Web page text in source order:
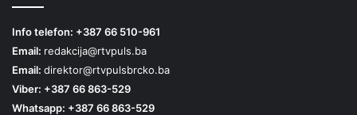
Info telefon: +387 66 510-961
Email: redakcija@rtvpuls.ba
Email: direktor@rtvpulsbrcko.ba
Viber: +387 66 863-529
Whatsapp: +387 66 863-529